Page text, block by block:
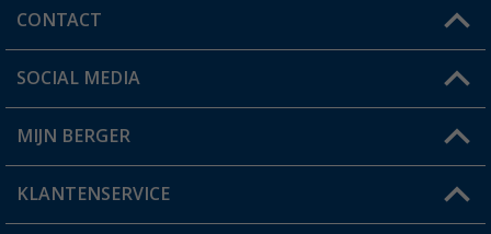
CONTACT
Een vraag?
Winkel vinden
SOCIAL MEDIA
MIJN BERGER
Mijn account
KLANTENSERVICE